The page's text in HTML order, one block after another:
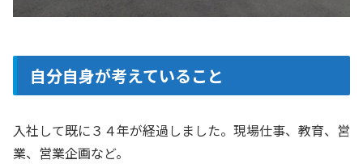
自分自身が考えていること
入社して既に３４年が経過しました。現場仕事、教育、営
業、営業企画など。